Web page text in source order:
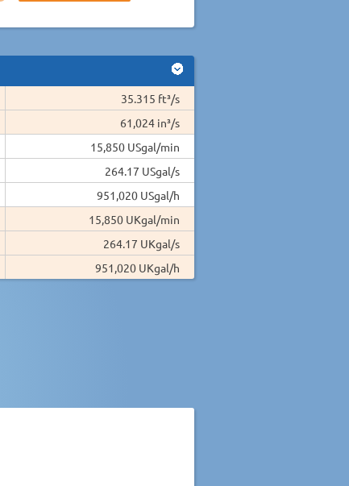
35.315 ft³/s
61,024 in³/s
15,850 USgal/min
264.17 USgal/s
951,020 USgal/h
15,850 UKgal/min
264.17 UKgal/s
951,020 UKgal/h